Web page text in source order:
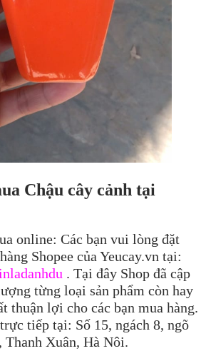
Chậu cây cảnh tại
online: Các bạn vui lòng đặt
Shopee của Yeucay.vn tại:
. Tại đây Shop đã cập
từng loại sản phẩm còn hay
thuận lợi cho các bạn mua hàng.
tiếp tại: Số 15, ngách 8, ngõ
Thanh Xuân, Hà Nôi.